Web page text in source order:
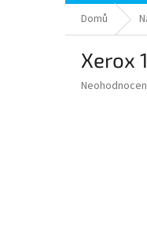
Domů
Xerox
Průměrné